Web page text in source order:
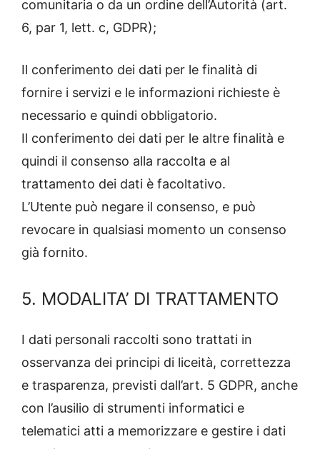
comunitaria o da un ordine dell’Autorità (art.
6, par 1, lett. c, GDPR);
Il conferimento dei dati per le finalità di
fornire i servizi e le informazioni richieste è
necessario e quindi obbligatorio.
Il conferimento dei dati per le altre finalità e
quindi il consenso alla raccolta e al
trattamento dei dati è facoltativo.
L’Utente può negare il consenso, e può
revocare in qualsiasi momento un consenso
già fornito.
5. MODALITA’ DI TRATTAMENTO
I dati personali raccolti sono trattati in
osservanza dei principi di liceità, correttezza
e trasparenza, previsti dall’art. 5 GDPR, anche
con l’ausilio di strumenti informatici e
telematici atti a memorizzare e gestire i dati